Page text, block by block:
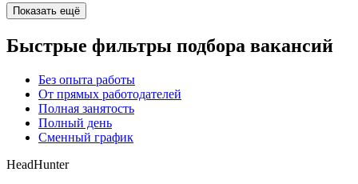
Показать ещё
Быстрые фильтры подбора вакансий
Без опыта работы
От прямых работодателей
Полная занятость
Полный день
Сменный график
HeadHunter